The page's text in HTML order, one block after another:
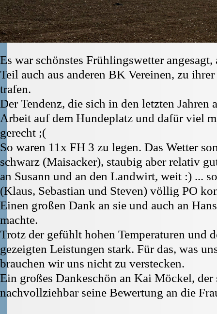
Es war schönstes Frühlingswetter
Teil auch aus anderen BK Vereinen, zu
trafen.
Der Tendenz, die sich in den letzten Jahren
Arbeit auf dem Hundeplatz und dafür viel
gerecht ;(
So waren 11x FH 3 zu legen. Das Wetter
schwarz (Maisacker), staubig aber relativ
an Susann und an den Landwirt, weit :) ...
(Klaus, Sebastian und Steven) völlig PO
Einen großen Dank an sie und auch an
machte.
Trotz der gefühlt hohen Temperaturen und
gezeigten Leistungen stark. Für das, was
brauchen wir uns nicht zu verstecken.
Ein großes Dankeschön an Kai Möckel,
nachvollziehbar seine Bewertung an die